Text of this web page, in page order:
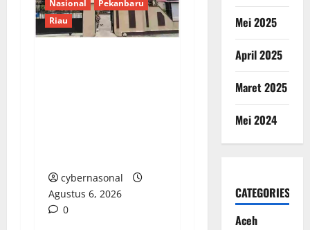
Nasional
Pekanbaru
Riau
cybernasonal
Agustus 6, 2026
0
Mei 2025
April 2025
Maret 2025
Mei 2024
CATEGORIES
Aceh